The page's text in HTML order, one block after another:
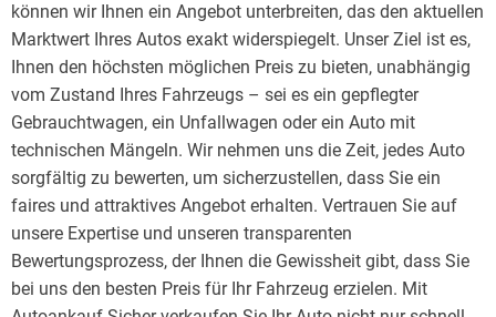
können wir Ihnen ein Angebot unterbreiten, das den aktuellen
Marktwert Ihres Autos exakt widerspiegelt. Unser Ziel ist es,
Ihnen den höchsten möglichen Preis zu bieten, unabhängig
vom Zustand Ihres Fahrzeugs – sei es ein gepflegter
Gebrauchtwagen, ein Unfallwagen oder ein Auto mit
technischen Mängeln. Wir nehmen uns die Zeit, jedes Auto
sorgfältig zu bewerten, um sicherzustellen, dass Sie ein
faires und attraktives Angebot erhalten. Vertrauen Sie auf
unsere Expertise und unseren transparenten
Bewertungsprozess, der Ihnen die Gewissheit gibt, dass Sie
bei uns den besten Preis für Ihr Fahrzeug erzielen. Mit